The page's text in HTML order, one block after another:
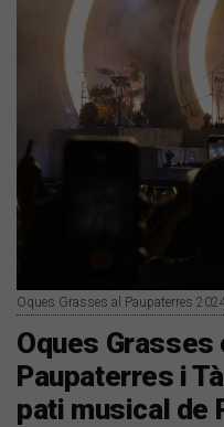
Oques Grasses al Paupaterres
Oques Grasses
Paupaterres i
pati musical de